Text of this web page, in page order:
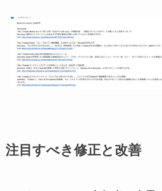
注目すべき修正と改善